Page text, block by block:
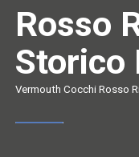
Rosso
Storico
Vermouth Cocchi Rosso